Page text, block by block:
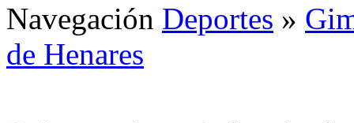
Navegación Deportes »
de Henares